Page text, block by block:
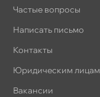
Частые вопросы
Написать письмо
Контакты
Юридическим лицам
акансии